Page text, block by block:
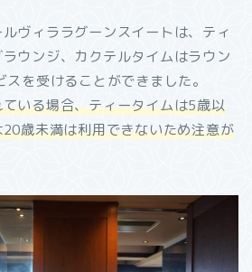
ヴィララグーンスイートは、ティ
ウンジ、カクテルタイムはラウン
を受けることができました。
いる場合、ティータイムは5歳以
歳未満は利用できないため注意が